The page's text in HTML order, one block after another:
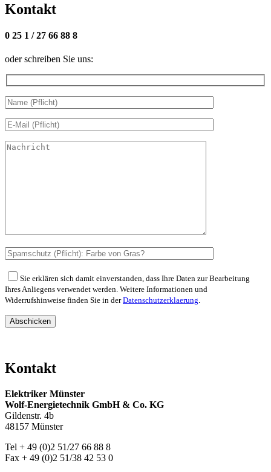
Kontakt
0 25 1 / 27 66 88 8
oder schreiben Sie uns:
Sie erklären sich damit einverstanden, dass Ihre Daten zur Bearbeitung
Ihres Anliegens verwendet werden. Weitere Informationen und
Widerrufshinweise finden Sie in derDatenschutzerklaerung
Abschicken
Kontakt
Elektriker Münster
Wolf-Energietechnik GmbH & Co. KG
Gildenstr. 4b
48157 Münster
Tel + 49 (0)2 51/27 66 88 8
Fax + 49 (0)2 51/38 42 53 0